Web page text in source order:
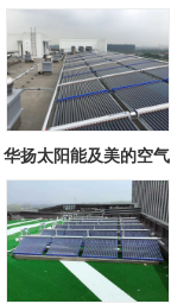
华扬太阳能及美的空气